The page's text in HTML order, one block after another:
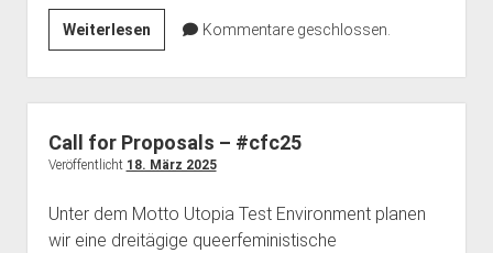
Haecksen e. V.
open
FAQ
Kontakt
menu
BBB Räume
menu
Feministische Bibliothek
Haecksenkarte
Pythonkurs
Team Inklusion
WeiterlesenUnser
Call
for
Proposals
der
CFC25
in
wenigen
Kommentare geschlossen.
Call for Proposals – #cfc25
Veröffentlicht 18. März 2025
Unter dem Motto Utopia Test Environment planen
wir eine dreitägige queerfeministische